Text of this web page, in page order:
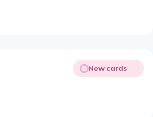
New cards